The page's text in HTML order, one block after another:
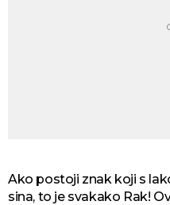
Ako postoji znak koji s
sina, to je svakako Rak!